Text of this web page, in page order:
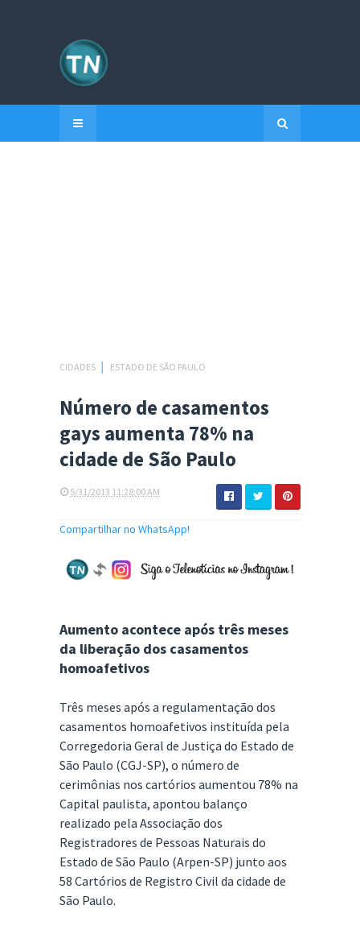
CIDADES ESTADO DE SÃO PAULO
Número de casamentos
gays aumenta 78% na
cidade de São Paulo
5/31/2013 11:28:00 AM
Compartilhar no WhatsApp!
Aumento acontece após três meses
da liberação dos casamentos
homoafetivos
Três meses após a regulamentação dos
casamentos homoafetivos instituída pela
Corregedoria Geral de Justiça do Estado de
São Paulo (CGJ-SP), o número de
cerimônias nos cartórios aumentou 78% na
Capital paulista, apontou balanço
realizado pela Associação dos
Registradores de Pessoas Naturais do
Estado de São Paulo (Arpen-SP) junto aos
58 Cartórios de Registro Civil da cidade de
São Paulo.